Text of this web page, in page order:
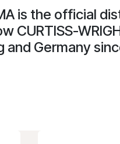
is the official
CURTISS-
and Germany